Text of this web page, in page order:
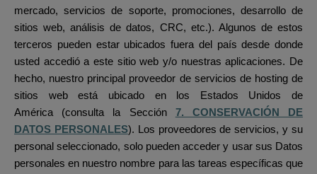
mercado, servicios de soporte, promociones, desarrollo de
sitios web, análisis de datos, CRC, etc.). Algunos de estos
terceros pueden estar ubicados fuera del país desde donde
usted accedió a este sitio web y/o nuestras aplicaciones. De
hecho, nuestro principal proveedor de servicios de hosting de
sitios web está ubicado en los Estados Unidos de
América (consulta la Sección
7. CONSERVACIÓN DE
DATOS PERSONALES). Los proveedores de servicios, y su
personal seleccionado, solo pueden acceder y usar sus Datos
personales en nuestro nombre para las tareas específicas que